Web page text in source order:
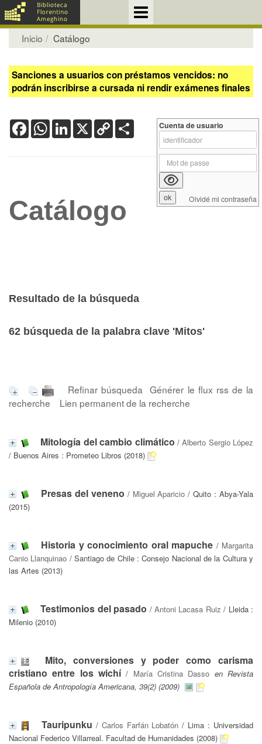
Inicio Catálogo
Sanciones a usuarios con préstamos vencidos: no
podrán inscribirse a cursada ni rendir exámenes finales
FacebookWhatsApp
LinkedIn
X Copy
Link
Catálogo
Resultado de la búsqueda
62 búsqueda de la palabra clave 'Mitos'
Refinar búsqueda
Générer le flux rss de la
recherche
Lien permanent de la recherche
Mitología del cambio climático /Alberto Sergio López
/ Buenos Aires : Prometeo Libros (2018)
Presas del veneno / Miguel Aparicio / Quito : Abya-Yala
(2015)
Historia y conocimiento oral mapuche / Margarita
Canio Llanquinao / Santiago de Chile : Consejo Nacional de la Cultura y
las Artes (2013)
Testimonios del pasado /Antoni Lacasa Ruiz / Lleida :
Milenio (2010)
Mito, conversiones y poder como carisma
cristiano entre los wichí/ María Cristina Dasso en Revista
Española de Antropología Americana, 39(2) (2009)
Tauripunku / Carlos Farfán Lobatón / Lima : Universidad
Nacional Federico Villarreal. Facultad de Humanidades (2008)
Cuenta de usuario
Olvidé mi contraseña